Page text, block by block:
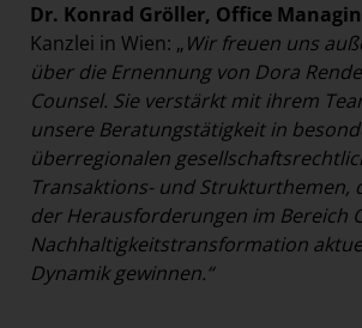
Dr. Konrad Gröller, Office
Kanzlei in Wien: „Wir freuen uns
über die Ernennung von Dora
Counsel. Sie verstärkt mit ihrem
unsere Beratungstätigkeit in
überregionalen
Transaktions- und Strukturthemen,
der Herausforderungen im Bereich
Nachhaltigkeitstransformation
Dynamik gewinnen.“